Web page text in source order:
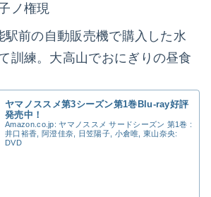
ノ権現
駅前の自動販売機で購入した水
訓練。大高山でおにぎりの昼食
ヤマノススメ第3シーズン第1巻Blu-ray好評
発売中！
Amazon.co.jp: ヤマノススメ サードシーズン 第1巻 :
井口裕香, 阿澄佳奈, 日笠陽子, 小倉唯, 東山奈央:
DVD